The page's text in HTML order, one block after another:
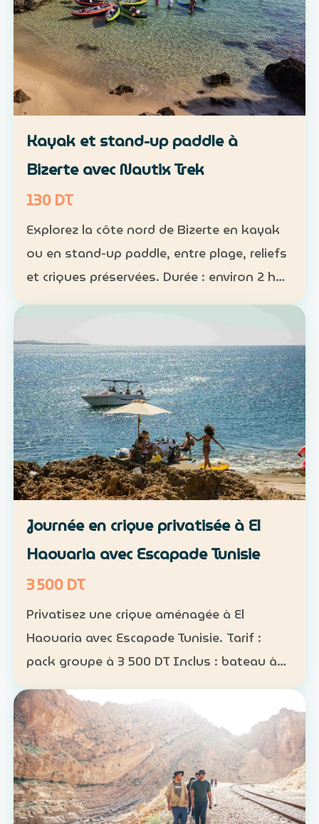
Kayak et stand-up paddle à
Bizerte avec Nautix Trek
130 DT
Explorez la côte nord de Bizerte en kayak
ou en stand-up paddle, entre plage, reliefs
et criques préservées. Durée : environ 2 h
30 Distance : environ 5 km Niveau :
sortie …
Journée en crique privatisée à El
Haouaria avec Escapade Tunisie
3 500 DT
Privatisez une crique aménagée à El
Haouaria avec Escapade Tunisie. Tarif :
pack groupe à 3 500 DT Inclus : bateau à
disposition, transfert, activités nautiques
et déjeuner selon la formule convenue Août
2026 : complet…